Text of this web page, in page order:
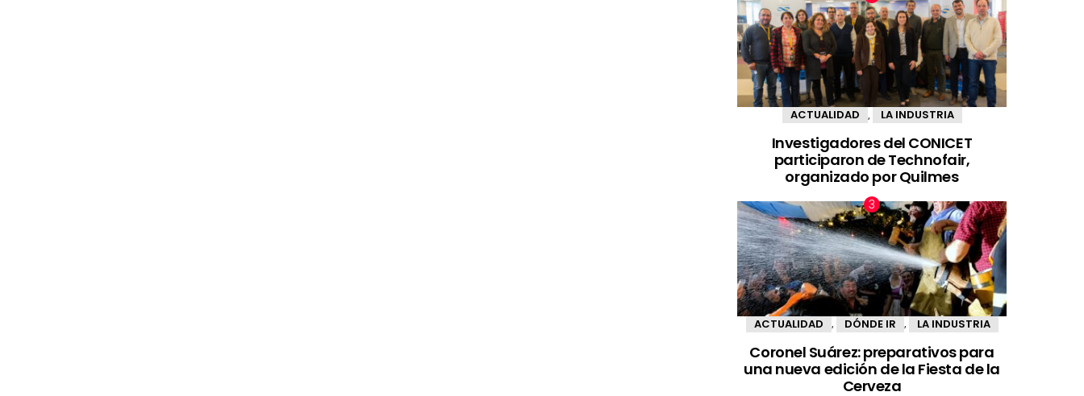
ACTUALIDAD LA INDUSTRIA
Investigadores del CONICET
participaron de Technofair,
organizado por Quilmes
ACTUALIDAD , DÓNDE IR , LA INDUSTRIA
Coronel Suárez: preparativos para
una nueva edición de la Fiesta de la
Cerveza